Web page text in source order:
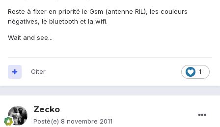
Reste à fixer en priorité le Gsm (antenne RIL), les couleurs
négatives, le bluetooth et la wifi.
Wait and see...
1
Citer
Zecko
Posté(e) 8 novembre 2011